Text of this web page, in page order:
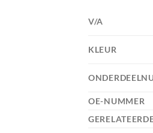
V/A
KLEUR
OE-NUMMER